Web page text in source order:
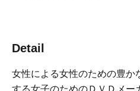
Detail
女性による女性のための豊か